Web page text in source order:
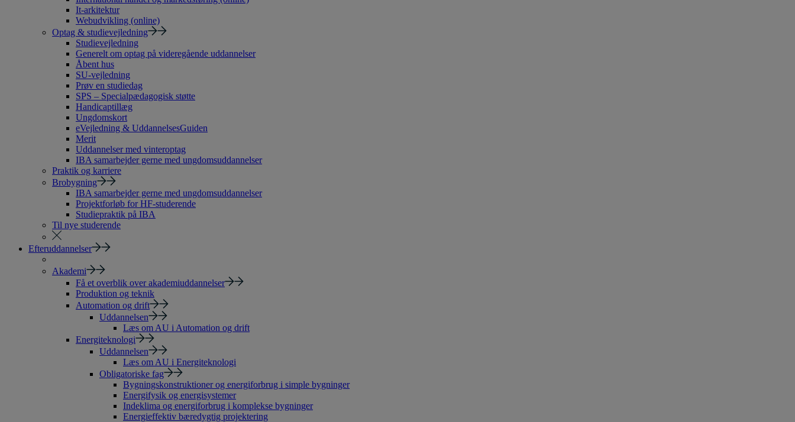
It-arkitektur
Webudvikling (online)
Optag & studievejledning
Studievejledning
Generelt om optag på videregående uddannelser
Åbent hus
SU-vejledning
Prøv en studiedag
SPS – Specialpædagogisk støtte
Handicaptillæg
Ungdomskort
eVejledning & UddannelsesGuiden
Merit
Uddannelser med vinteroptag
IBA samarbejder gerne med ungdomsuddannelser
Praktik og karriere
Brobygning
IBA samarbejder gerne med ungdomsuddannelser
Projektforløb for HF-studerende
Studiepraktik på IBA
Til nye studerende
Efteruddannelser
Akademi
Få et overblik over akademiuddannelser
Produktion og teknik
Automation og drift
Uddannelsen
Læs om AU i Automation og drift
Energiteknologi
Uddannelsen
Læs om AU i Energiteknologi
Obligatoriske fag
Bygningskonstruktioner og energiforbrug i simple bygninger
Energifysik og energisystemer
Indeklima og energiforbrug i komplekse bygninger
Energieffektiv bæredygtig projektering